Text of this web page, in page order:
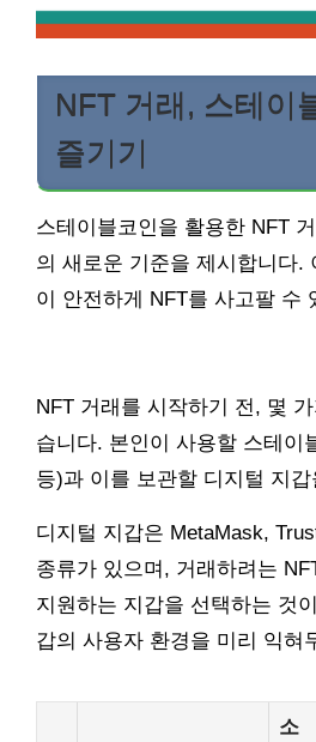
NFT 거래, 스테이
즐기기
스테이블코인을 활용한 NFT
의 새로운 기준을 제시합니다.
이 안전하게 NFT를 사고팔 수
NFT 거래를 시작하기 전, 몇
습니다. 본인이 사용할 스테이
등)과 이를 보관할 디지털 지
디지털 지갑은 MetaMask,
종류가 있으며, 거래하려는
지원하는 지갑을 선택하는 것
갑의 사용자 환경을 미리 익혀
소